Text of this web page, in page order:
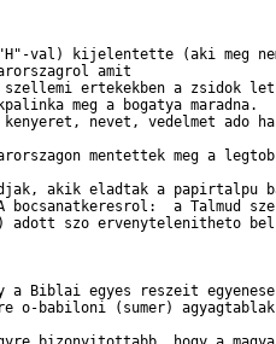
"H"-val) kijelentette (aki meg
amit
ertekekben a zsidok
meg a bogatya maradna.
kenyeret, nevet, vedelmet ado
mentettek meg a
akik eladtak a papirtalpu
bocsanatkeresrol:  a Talmud
szo ervenytelenitheto
a Biblai egyes reszeit
o-babiloni (sumer)